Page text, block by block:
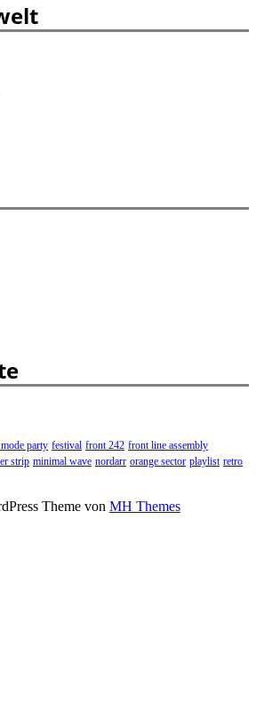
party festival front 242 front line assembly
strip minimal wave nordarr orange sector playlist retro
Theme von MH Themes